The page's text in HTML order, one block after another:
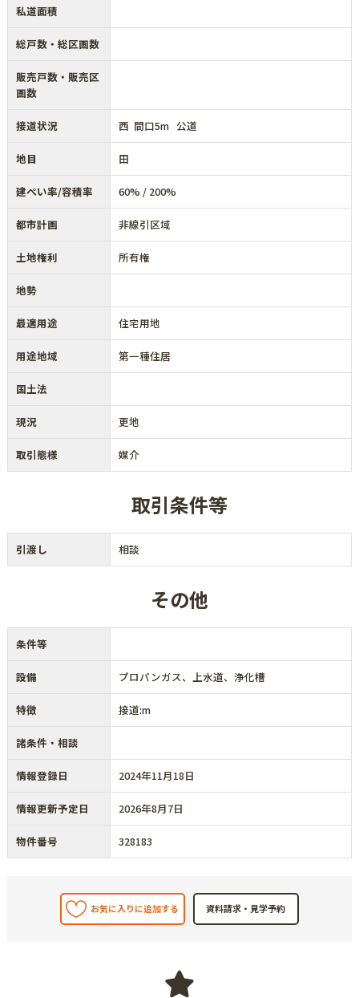
私道面積
総戸数・総区画数
販売戸数・販売区
画数
接道状況 西 間口5m 公道
地目 田
建ぺい率/容積率 60% / 200%
都市計画 非線引区域
土地権利 所有権
地勢
最適用途 住宅用地
用途地域 第一種住居
国土法
現況 更地
取引態様 媒介
取引条件等
引渡し 相談
その他
条件等
設備 プロパンガス、上水道、浄化槽
特徴 接道:m
諸条件・相談
情報登録日 2024年11月18日
情報更新予定日 2026年8月7日
物件番号 328183
お気に入りに追加する